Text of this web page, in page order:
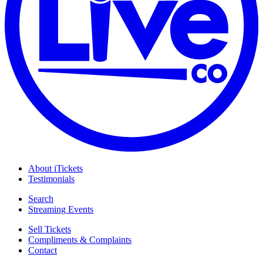
About iTickets
Testimonials
Search
Streaming Events
Sell Tickets
Compliments & Complaints
Contact